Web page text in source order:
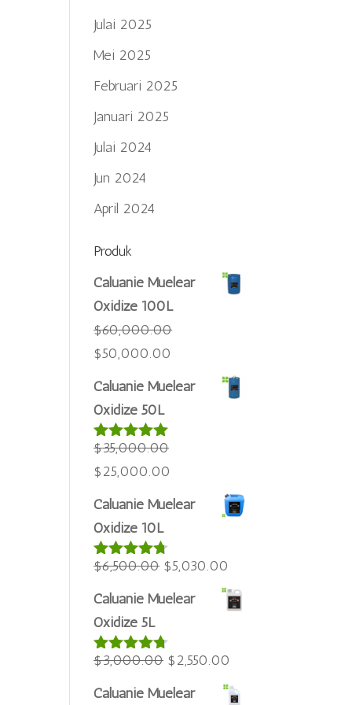
Julai 2025
Mei 2025
Februari 2025
Januari 2025
Julai 2024
Jun 2024
April 2024
Produk
Caluanie Muelear
Oxidize 100L
$60,000.00
Harga
asal
ialah:
$60,000.00.
$50,000.00
semasa
Caluanie Muelear
Oxidize 50L
Dinilai5.00
daripada 5
$35,000.00
Harga
asal
ialah:
$35,000.00.
$25,000.00
semasa
Caluanie Muelear
Oxidize 10L
Dinilai
daripada 5
$6,500.00 Harga
asal
$6,500.00.
$5,030.00
semasa
ialah:
Caluanie Muelear
Oxidize 5L
Dinilai
daripada 5
$3,000.00 Harga
asal
$2,550.00
semasa
Caluanie Muelear
Deutsch (Sie)
ქართული
Қазақ тілі
한국어
Русский
ភាសាខ្មែរ
Türkçe
Azərbaycan dili
Português do Brasil